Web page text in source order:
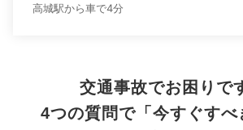
高城駅から車で4分
交通事故でお困りで
4つの質問で「今すぐすべ